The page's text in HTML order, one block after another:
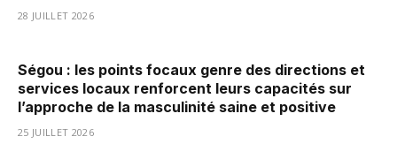
28 JUILLET 2026
Ségou : les points focaux genre des directions et
services locaux renforcent leurs capacités sur
l’approche de la masculinité saine et positive
25 JUILLET 2026